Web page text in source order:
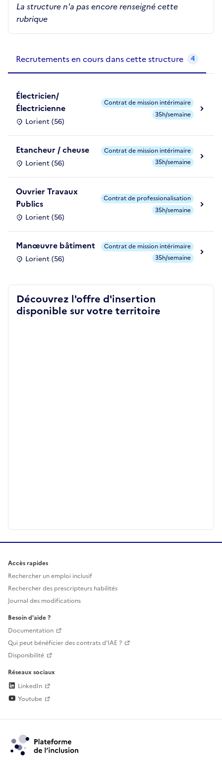
La structure n'a pas encore renseigné cette
rubrique
Recrutements en cours dans cette structure 4
Électricien/
Électricienne
Lorient (56)
Contrat de mission intérimaire
35h/semaine
Etancheur / cheuse
Lorient (56)
Contrat de mission intérimaire
35h/semaine
Ouvrier Travaux
Publics
Lorient (56)
Contrat de professionalisation
35h/semaine
Manœuvre bâtiment
Lorient (56)
Contrat de mission intérimaire
35h/semaine
Découvrez l'offre d'insertion
disponible sur votre territoire
Accès rapides
Rechercher un emploi inclusif
Rechercher des prescripteurs habilités
Journal des modifications
Besoin d'aide ?
Documentation
Qui peut bénéficier des contrats d'IAE ?
Disponibilité
Réseaux sociaux
LinkedIn
Youtube